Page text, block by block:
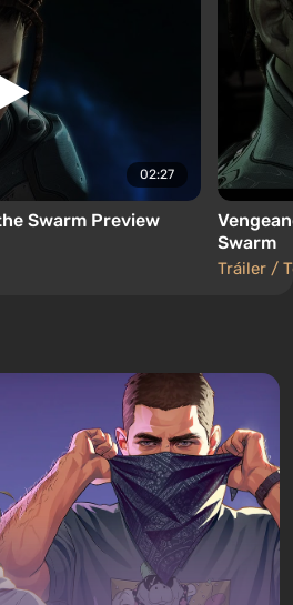
02:27
Swarm Preview
Swarm
Tráiler /